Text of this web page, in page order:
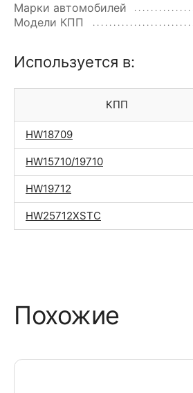
Марки автомобилей
Модели КПП
Используется в:
КПП
HW18709
HW15710/19710
HW19712
HW25712XSTC
Похожие